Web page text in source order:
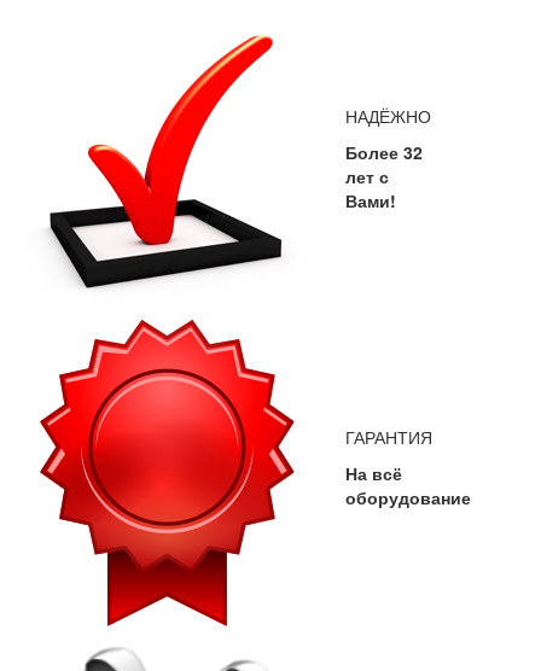
НАДЁЖНО
Более 32
лет с
Вами!
ГАРАНТИЯ
На всё
оборудование